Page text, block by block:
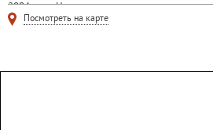
2004 года. На...
Посмотреть на карте